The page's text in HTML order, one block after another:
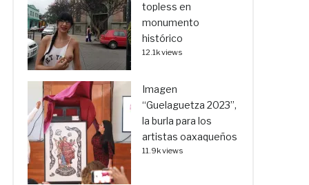
topless en
monumento
histórico
12.1k views
Imagen
“Guelaguetza 2023”,
la burla para los
artistas oaxaqueños
11.9k views